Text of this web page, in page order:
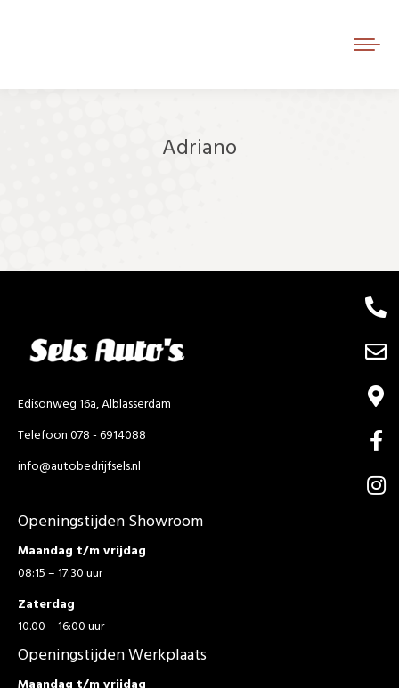
Adriano
Edisonweg 16a, Alblasserdam
Telefoon 078 - 6914088
info@autobedrijfsels.nl
Openingstijden Showroom
Maandag t/m vrijdag
08:15 – 17:30 uur
Zaterdag
10.00 – 16:00 uur
Openingstijden Werkplaats